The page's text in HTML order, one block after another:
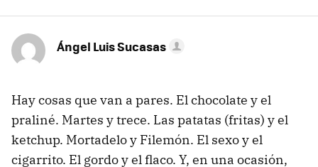
Ángel Luis Sucasas
Hay cosas que van a pares. El chocolate y el
praliné. Martes y trece. Las patatas (fritas) y el
ketchup. Mortadelo y Filemón. El sexo y el
cigarrito. El gordo y el flaco. Y, en una ocasión,